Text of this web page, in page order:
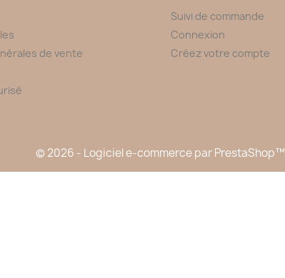
de vente
Suivi de commande
Connexion
Créez votre compte
© 2026 - Logiciel e-commerce par PrestaShop™